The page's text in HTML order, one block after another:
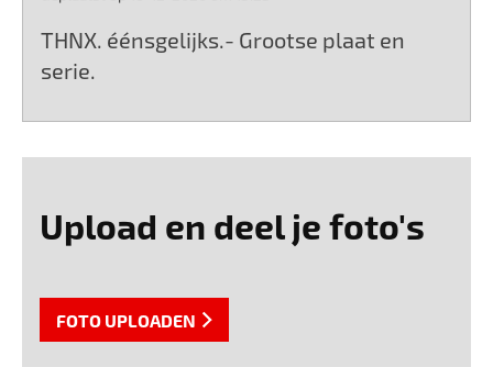
THNX. éénsgelijks.- Grootse plaat en
serie.
Upload en deel je foto's
FOTO UPLOADEN